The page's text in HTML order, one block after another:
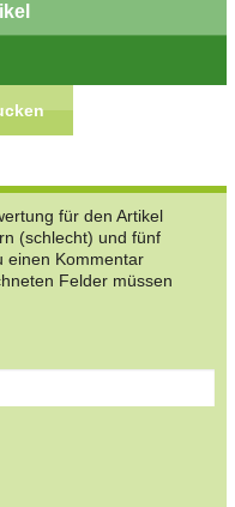
für den Artikel
(schlecht) und fünf
einen Kommentar
Felder müssen